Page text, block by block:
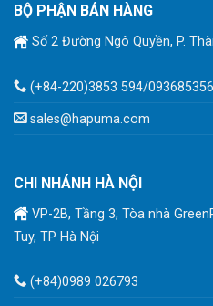
BỘ PHẬN BÁN HÀNG
Số 2 Đường Ngô Quyền, P.
(+84-220)3853 594/
sales@hapuma.com
CHI NHÁNH HÀ NỘI
VP-2B, Tầng 3, Tòa nhà
Tuy, TP Hà Nội
(+84)0989 026793